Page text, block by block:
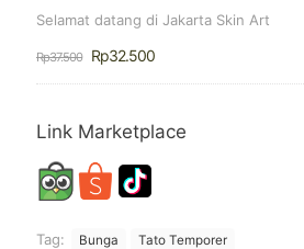
Selamat datang di Jakarta Skin Art
Rp37.500
Harga
adalah:
Rp32.500Harga
ini
Rp32.500.
Link Marketplace
Tag: Bunga Tato Temporer